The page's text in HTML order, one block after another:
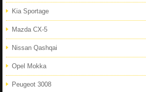
Kia Sportage
Mazda CX-5
Nissan Qashqai
Opel Mokka
Peugeot 3008